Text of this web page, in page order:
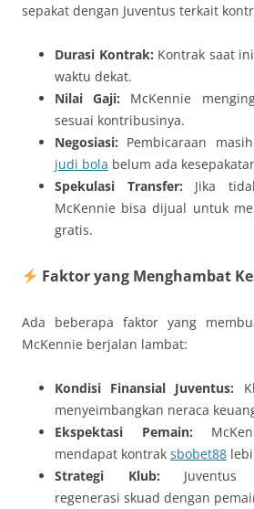
sepakat dengan Juventus terkait
Durasi Kontrak: Kontrak saat
waktu dekat.
Nilai Gaji: McKennie
sesuai kontribusinya.
Negosiasi: Pembicaraan
judi bola belum ada
Spekulasi Transfer: Jika
McKennie bisa dijual untuk
gratis.
Faktor yang Menghambat
Ada beberapa faktor yang
McKennie berjalan lambat:
Kondisi Finansial Juventus:
menyeimbangkan neraca
Ekspektasi Pemain:
mendapat kontrak sbobet88
Strategi Klub: Juventus
regenerasi skuad dengan